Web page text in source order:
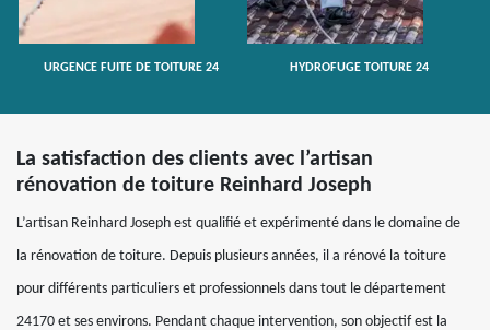
URGENCE FUITE DE TOITURE 24 HYDROFUGE TOITURE 24
La satisfaction des clients avec l’artisan
rénovation de toiture Reinhard Joseph
L’artisan Reinhard Joseph est qualifié et expérimenté dans le domaine de
la rénovation de toiture. Depuis plusieurs années, il a rénové la toiture
pour différents particuliers et professionnels dans tout le département
24170 et ses environs. Pendant chaque intervention, son objectif est la